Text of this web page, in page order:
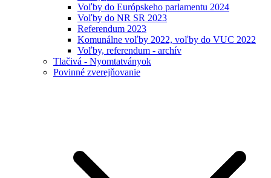
Voľby do Európskeho parlamentu 2024
Voľby do NR SR 2023
Referendum 2023
Komunálne voľby 2022, voľby do VUC 2022
Voľby, referendum - archív
Tlačivá - Nyomtatványok
Povinné zverejňovanie